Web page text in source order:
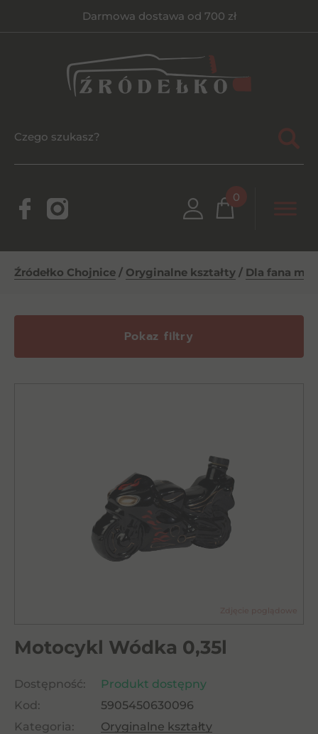
Darmowa dostawa od 700 zł
0
Źródełko Chojnice / Oryginalne kształty / Dla fana
Pokaz filtry
Motocykl Wódka 0,35l
Dostępność:
Produkt dostępny
Kod:
5905450630096
Kategoria:
Oryginalne kształty